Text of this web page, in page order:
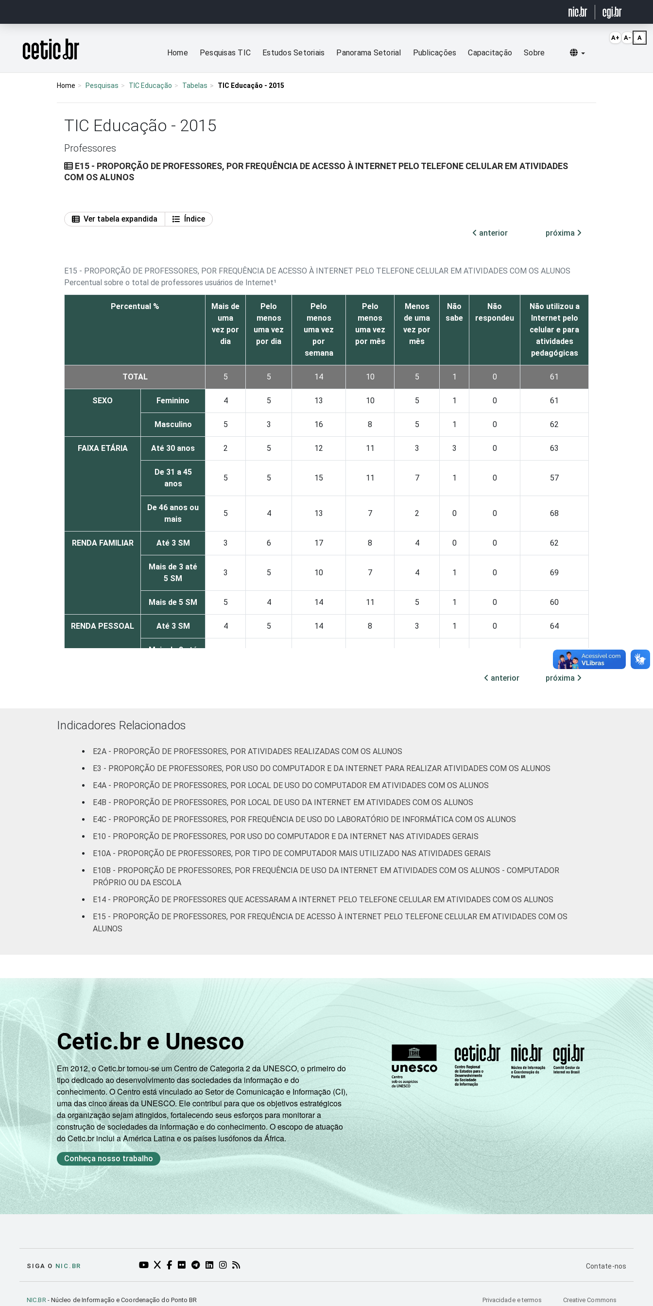
Página inicial
Home Pesquisas TIC Estudos Setoriais Panorama Setorial Publicações Capacitação Sobre Selecionar idioma
Home Pesquisas TIC Educação Tabelas TIC Educação - 2015
TIC Educação - 2015
Professores
E15 - PROPORÇÃO DE PROFESSORES, POR FREQUÊNCIA DE ACESSO À INTERNET PELO TELEFONE CELULAR EM ATIVIDADES
COM OS ALUNOS
Ver tabela expandida
Índice
anterior
próxima
E15 - PROPORÇÃO DE PROFESSORES, POR FREQUÊNCIA DE ACESSO À INTERNET PELO TELEFONE CELULAR EM ATIVIDADES COM OS ALUNOS
Percentual sobre o total de professores usuários de Internet¹
Percentual %
Mais de
uma
vez por
dia
Pelo
menos
uma vez
por dia
Pelo
menos
uma vez
por
semana
Pelo
menos
uma vez
por mês
Menos
de uma
vez por
mês
Não
sabe
Não
respondeu
Não utilizou a
Internet pelo
celular e para
atividades
pedagógicas
TOTAL 5 5 14 10 5 1 0 61
SEXO Feminino 4 5 13 10 5 1 0 61
Masculino 5 3 16 8 5 1 0 62
FAIXA ETÁRIA Até 30 anos 2 5 12 11 3 3 0 63
De 31 a 45
anos
5 5 15 11 7 1 0 57
De 46 anos ou
mais
5 4 13 7 2 0 0 68
RENDA FAMILIAR Até 3 SM 3 6 17 8 4 0 0 62
Mais de 3 até
5 SM
3 5 10 7 4 1 0 69
Mais de 5 SM 5 4 14 11 5 1 0 60
RENDA PESSOAL Até 3 SM 4 5 14 8 3 1 0 64
Mais de 3 até
58
Nordeste 3 6 16 7
Sudeste 6 5 12 11 5 1
Sul 3 3 16 9 6 1
ADMINISTRATIVA
Municipal
3 6 11 9 4 0
Estadual
5 3 13 10 5 1 0 63
Total -
4 4 12 10 5 1 0 64
Fundamental
2º ano do
Ensino Médio
2 6 2 0 58
¹Base: 1.604 professores usuários de Internet. Respostas estimuladas. Dados coletados entre setembro e dezembro de 2015.
anterior próxima
Indicadores Relacionados
E2A - PROPORÇÃO DE PROFESSORES, POR ATIVIDADES REALIZADAS COM OS ALUNOS
E3 - PROPORÇÃO DE PROFESSORES, POR USO DO COMPUTADOR E DA INTERNET PARA REALIZAR ATIVIDADES COM OS ALUNOS
E4A - PROPORÇÃO DE PROFESSORES, POR LOCAL DE USO DO COMPUTADOR EM ATIVIDADES COM OS ALUNOS
E4B - PROPORÇÃO DE PROFESSORES, POR LOCAL DE USO DA INTERNET EM ATIVIDADES COM OS ALUNOS
E4C - PROPORÇÃO DE PROFESSORES, POR FREQUÊNCIA DE USO DO LABORATÓRIO DE INFORMÁTICA COM OS ALUNOS
E10 - PROPORÇÃO DE PROFESSORES, POR USO DO COMPUTADOR E DA INTERNET NAS ATIVIDADES GERAIS
E10A - PROPORÇÃO DE PROFESSORES, POR TIPO DE COMPUTADOR MAIS UTILIZADO NAS ATIVIDADES GERAIS
E10B - PROPORÇÃO DE PROFESSORES, POR FREQUÊNCIA DE USO DA INTERNET EM ATIVIDADES COM OS ALUNOS - COMPUTADOR
PRÓPRIO OU DA ESCOLA
E14 - PROPORÇÃO DE PROFESSORES QUE ACESSARAM A INTERNET PELO TELEFONE CELULAR EM ATIVIDADES COM OS ALUNOS
E15 - PROPORÇÃO DE PROFESSORES, POR FREQUÊNCIA DE ACESSO À INTERNET PELO TELEFONE CELULAR EM ATIVIDADES COM OS
ALUNOS
Cetic.br e Unesco
Em 2012, o Cetic.br tornou-se um Centro de Categoria 2 da UNESCO, o primeiro do
tipo dedicado ao desenvolvimento das sociedades da informação e do
conhecimento. O Centro está vinculado ao Setor de Comunicação e Informação (CI),
uma das cinco áreas da UNESCO. Ele contribui para que os objetivos estratégicos
da organização sejam atingidos, fortalecendo seus esforços para monitorar a
construção de sociedades da informação e do conhecimento. O escopo de atuação
do Cetic.br inclui a América Latina e os países lusófonos da África.
Conheça nosso trabalho
SIGA O NIC.BR YOUTUBE DO NIC.BR (ABRE EM NOVA ABA)
TWITTER DO NIC.BR (ABRE EM NOVA ABA)
FACEBOOK DO NIC.BR (ABRE EM NOVA ABA)
FLICKR DO NIC.BR (ABRE EM NOVA ABA)
TELEGRAM DO NIC.BR (ABRE EM NOVA ABA)
LINKEDIN DO NIC.BR (ABRE EM NOVA ABA)
INSTAGRAM DO NIC.BR (ABRE EM NOVA ABA)
RSS DO NIC.BR (ABRE EM NOVA ABA) PÁGINA DE
Contate-nos
NIC.BR- Núcleo de Informação e Coordenação do Ponto BR Privacidade e termos Creative Commons
A+ A- A